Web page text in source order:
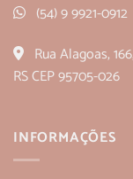
(54) 9 9921-0912
Rua Alagoas,
RS CEP 95705-026
INFORMAÇÕES